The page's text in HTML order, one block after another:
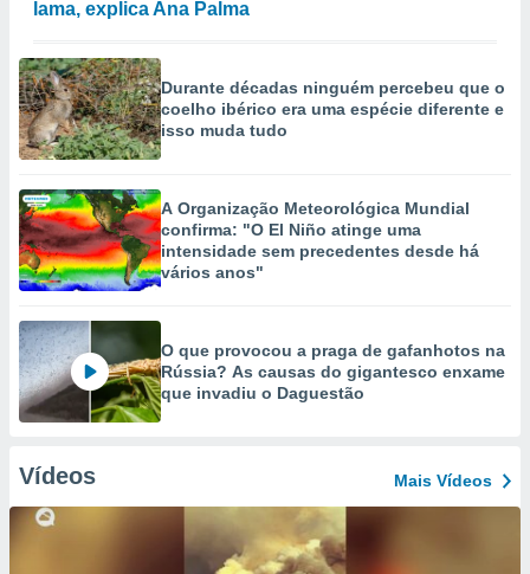
lama, explica Ana Palma
Durante décadas ninguém percebeu que o
coelho ibérico era uma espécie diferente e
isso muda tudo
A Organização Meteorológica Mundial
confirma: "O El Niño atinge uma
intensidade sem precedentes desde há
vários anos"
O que provocou a praga de gafanhotos na
Rússia? As causas do gigantesco enxame
que invadiu o Daguestão
Vídeos Mais Vídeos